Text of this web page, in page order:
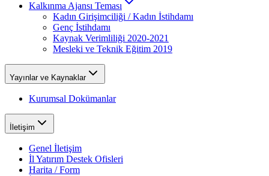
Kalkınma Ajansı Teması
Kadın Girişimciliği / Kadın İstihdamı
Genç İstihdamı
Kaynak Verimliliği 2020-2021
Mesleki ve Teknik Eğitim 2019
Yayınlar ve Kaynaklar
Kurumsal Dokümanlar
İletişim
Genel İletişim
İl Yatırım Destek Ofisleri
Harita / Form